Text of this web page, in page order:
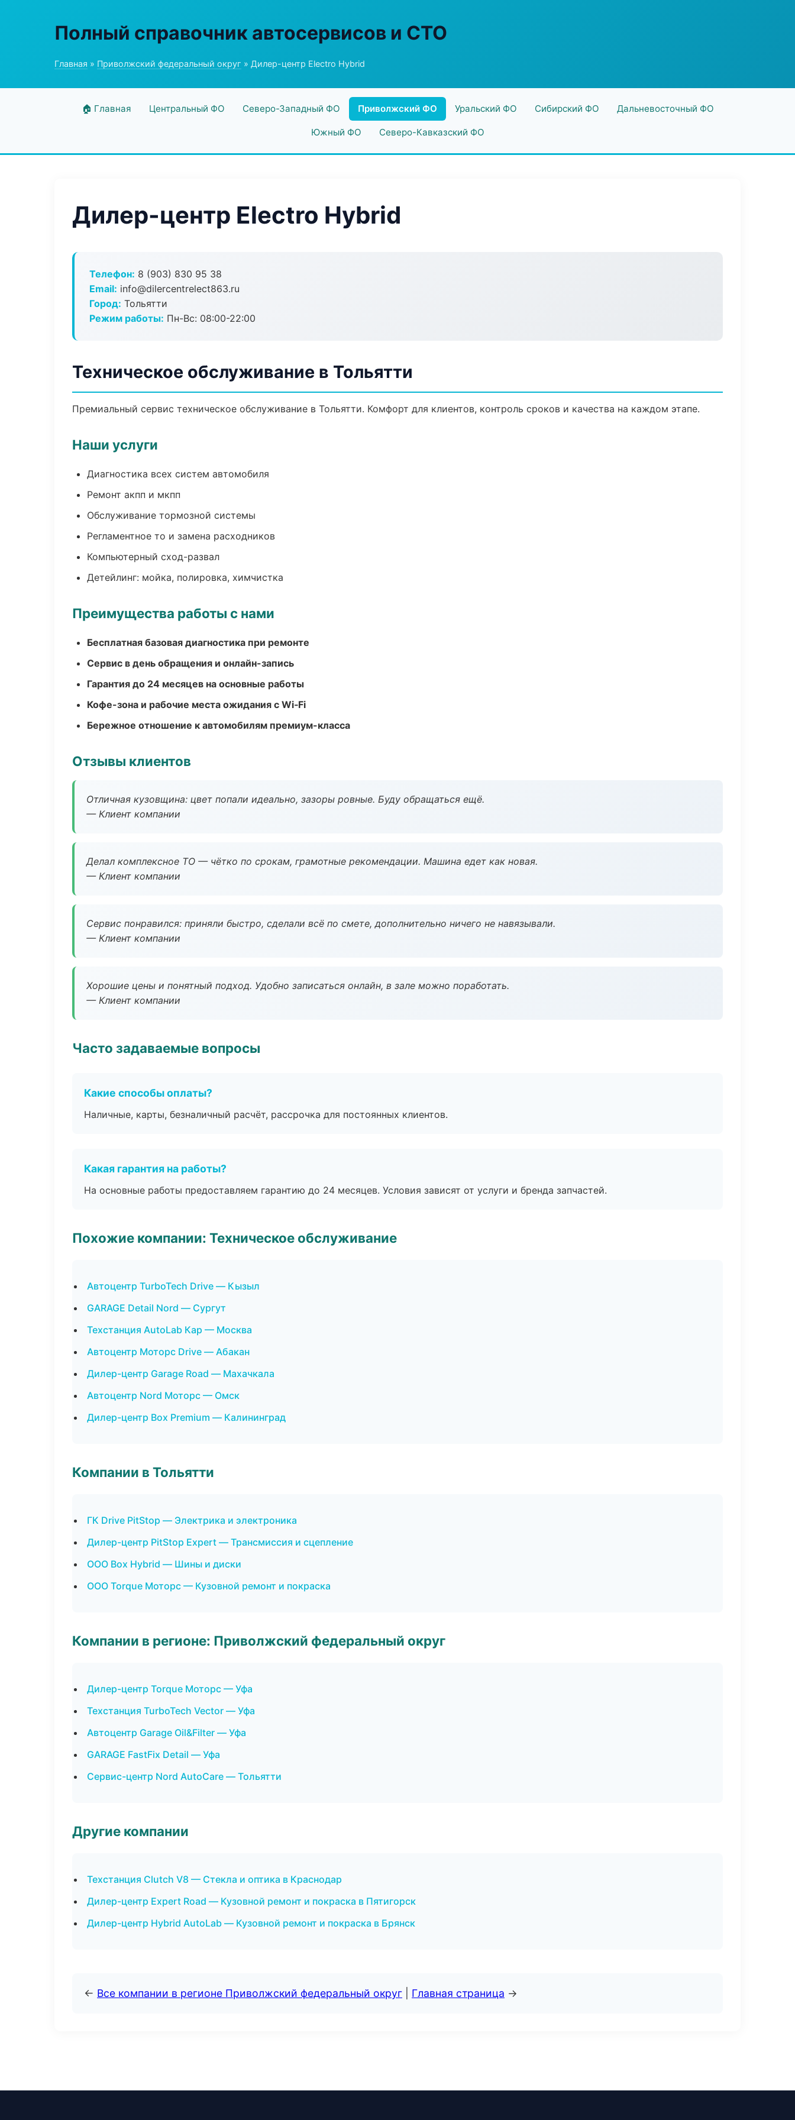
Полный справочник автосервисов и СТО
Главная » Приволжский федеральный округ » Дилер-центр Electro Hybrid
🏠 Главная Центральный ФО Северо-Западный ФО Приволжский ФО Уральский ФО Сибирский ФО Дальневосточный ФО
Южный ФО Северо-Кавказский ФО
Дилер-центр Electro Hybrid
Телефон: 8 (903) 830 95 38
Email: info@dilercentrelect863.ru
Город: Тольятти
Режим работы: Пн-Вс: 08:00-22:00
Техническое обслуживание в Тольятти
Премиальный сервис техническое обслуживание в Тольятти. Комфорт для клиентов, контроль сроков и качества на каждом этапе.
Наши услуги
Диагностика всех систем автомобиля
Ремонт акпп и мкпп
Обслуживание тормозной системы
Регламентное то и замена расходников
Компьютерный сход-развал
Детейлинг: мойка, полировка, химчистка
Преимущества работы с нами
Бесплатная базовая диагностика при ремонте
Сервис в день обращения и онлайн-запись
Гарантия до 24 месяцев на основные работы
Кофе-зона и рабочие места ожидания с Wi‑Fi
Бережное отношение к автомобилям премиум-класса
Отзывы клиентов
Отличная кузовщина: цвет попали идеально, зазоры ровные. Буду обращаться ещё.
— Клиент компании
Делал комплексное ТО — чётко по срокам, грамотные рекомендации. Машина едет как новая.
— Клиент компании
Сервис понравился: приняли быстро, сделали всё по смете, дополнительно ничего не навязывали.
— Клиент компании
Хорошие цены и понятный подход. Удобно записаться онлайн, в зале можно поработать.
— Клиент компании
Часто задаваемые вопросы
Какие способы оплаты?
Наличные, карты, безналичный расчёт, рассрочка для постоянных клиентов.
Какая гарантия на работы?
На основные работы предоставляем гарантию до 24 месяцев. Условия зависят от услуги и бренда запчастей.
Похожие компании: Техническое обслуживание
Автоцентр TurboTech Drive — Кызыл
GARAGE Detail Nord — Сургут
Техстанция AutoLab Кар — Москва
Автоцентр Моторс Drive — Абакан
Дилер-центр Garage Road — Махачкала
Автоцентр Nord Моторс — Омск
Дилер-центр Box Premium — Калининград
Компании в Тольятти
ГК Drive PitStop — Электрика и электроника
Дилер-центр PitStop Expert — Трансмиссия и сцепление
ООО Box Hybrid — Шины и диски
ООО Torque Моторс — Кузовной ремонт и покраска
Компании в регионе: Приволжский федеральный округ
Дилер-центр Torque Моторс — Уфа
Техстанция TurboTech Vector — Уфа
Автоцентр Garage Oil&Filter — Уфа
GARAGE FastFix Detail — Уфа
Сервис-центр Nord AutoCare — Тольятти
Другие компании
Техстанция Clutch V8 — Стекла и оптика в Краснодар
Дилер-центр Expert Road — Кузовной ремонт и покраска в Пятигорск
Дилер-центр Hybrid AutoLab — Кузовной ремонт и покраска в Брянск
← Все компании в регионе Приволжский федеральный округ Главная страница →